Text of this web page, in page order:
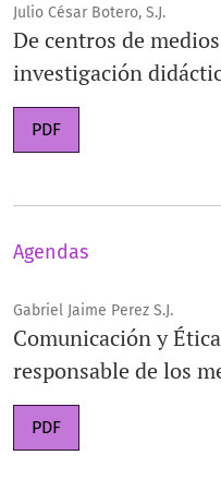
Julio César Botero, S.J.
De centros de
investigación
PDF
Agendas
Gabriel Jaime Perez S.J.
Comunicación y
responsable de los
PDF